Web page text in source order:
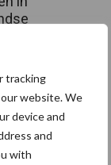
tracking
website. We
device and
and
with